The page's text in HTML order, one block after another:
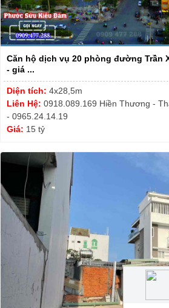
Căn hộ dịch vụ 20 phòng đường Trần
- giá ...
Diện tích: 4x28,5m
Liên Hệ: 0918.089.169 Hiền Thương -
- 0965.24.14.19
Giá: 15 tỷ